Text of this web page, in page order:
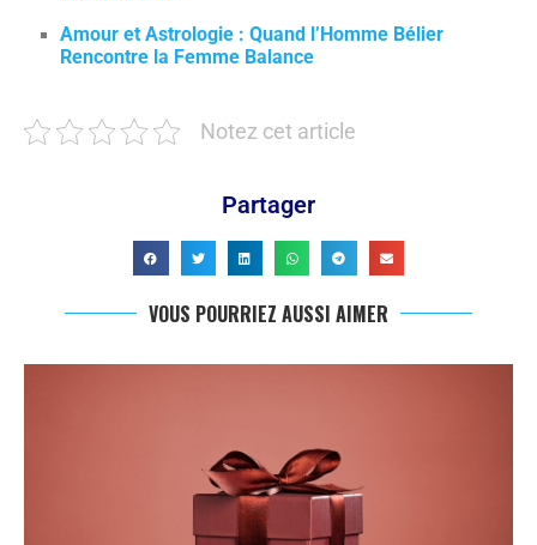
Amour et Astrologie : Quand l’Homme Bélier
Rencontre la Femme Balance
Notez cet article
Partager
VOUS POURRIEZ AUSSI AIMER